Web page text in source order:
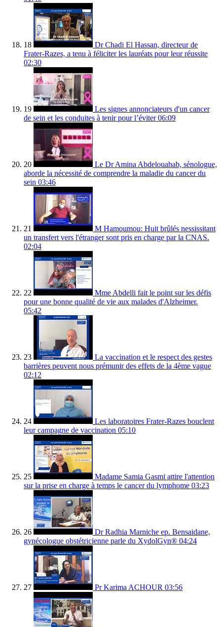
18
Dr Chadi El Hassan, directeur de
Frater-Razes, a tenu à féliciter les lauréats pour leur réussite
02:30
19
Les signes annonciateurs d'un cancer
de sein et les conduites à tenir pour l’éviter 06:09
20
Le Dr Amina Abdelouahab, sénologue,
aborde la nécessité de comprendre la maladie du cancer du
sein 03:46
21
M Hamoumou: Huit brûlés nessissitant
un transfert vers l'étranger sont pris en charge par la CNAS.
02:04
22
Mme Abdelli fait le point sur les défis
pour une bonne qualité de vie aux malades d'Alzheimer.
05:42
23
La vaccination et le respect des gestes
barrières peuvent nous prémunir des effets de la 4ème vague
02:12
24
Les laboratoires Frater-Razes bouclent
leur campagne de vaccination 05:10
25
Madame Samia Gasmi attire l'attention
sur la prise en charge à temps le cancer du lymphome 03:23
26
Dr Radhia Marniche ep. Bensaidane,
gynécologue obstétricienne parle du XydolGyn® 04:24
27 Pr Karima ACHOUR 03:56